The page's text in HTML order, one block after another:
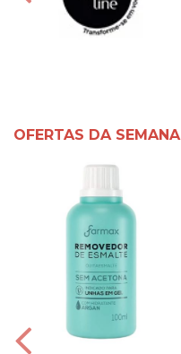
OFERTAS DA SEMANA